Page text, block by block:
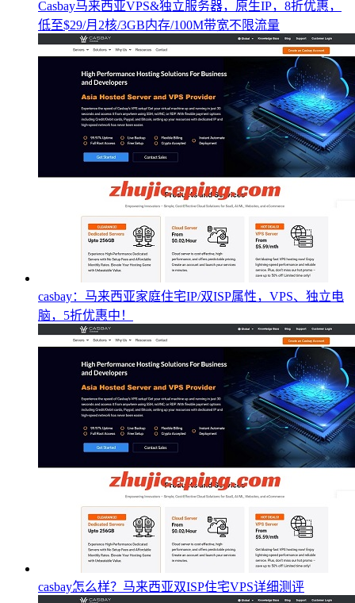
Casbay马来西亚VPS&独立服务器，原生IP，8折优惠，
低至$29/月2核/3GB内存/100M带宽不限流量
casbay：马来西亚家庭住宅IP/双ISP属性，VPS、独立电
脑，5折优惠中！
casbay怎么样？马来西亚双ISP住宅VPS详细测评